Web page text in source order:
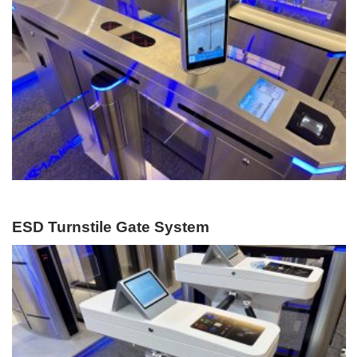
ESD Turnstile Gate System